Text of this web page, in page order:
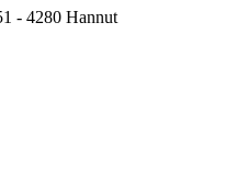
- 4280 Hannut